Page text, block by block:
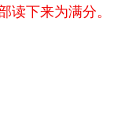
读下来为满分。